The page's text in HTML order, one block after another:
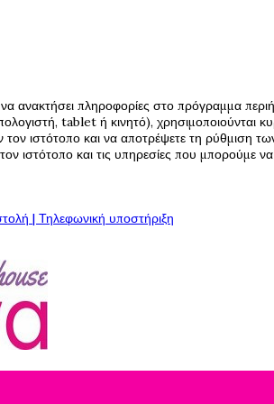
ανακτήσει πληροφορίες στο πρόγραμμα
tablet ή κινητό), χρησιμοποιούνται
ιστότοπο και να αποτρέψετε τη ρύθμιση
ιστότοπο και τις υπηρεσίες που μπορούμε
| Τηλεφωνική υποστήριξη